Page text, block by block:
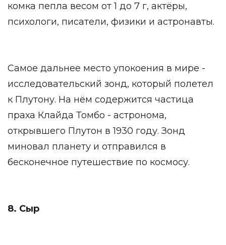
комка пепла весом от 1 до 7 г, актёры,
психологи, писатели, физики и астронавты.
Самое дальнее место упокоения в мире -
исследовательский зонд, который полетел
к Плутону. На нём содержится частица
праха Клайда Томбо - астронома,
открывшего Плутон в 1930 году. Зонд
миновал планету и отправился в
бесконечное путешествие по космосу.
8. Сыр